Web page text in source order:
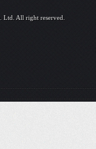
All right reserved.